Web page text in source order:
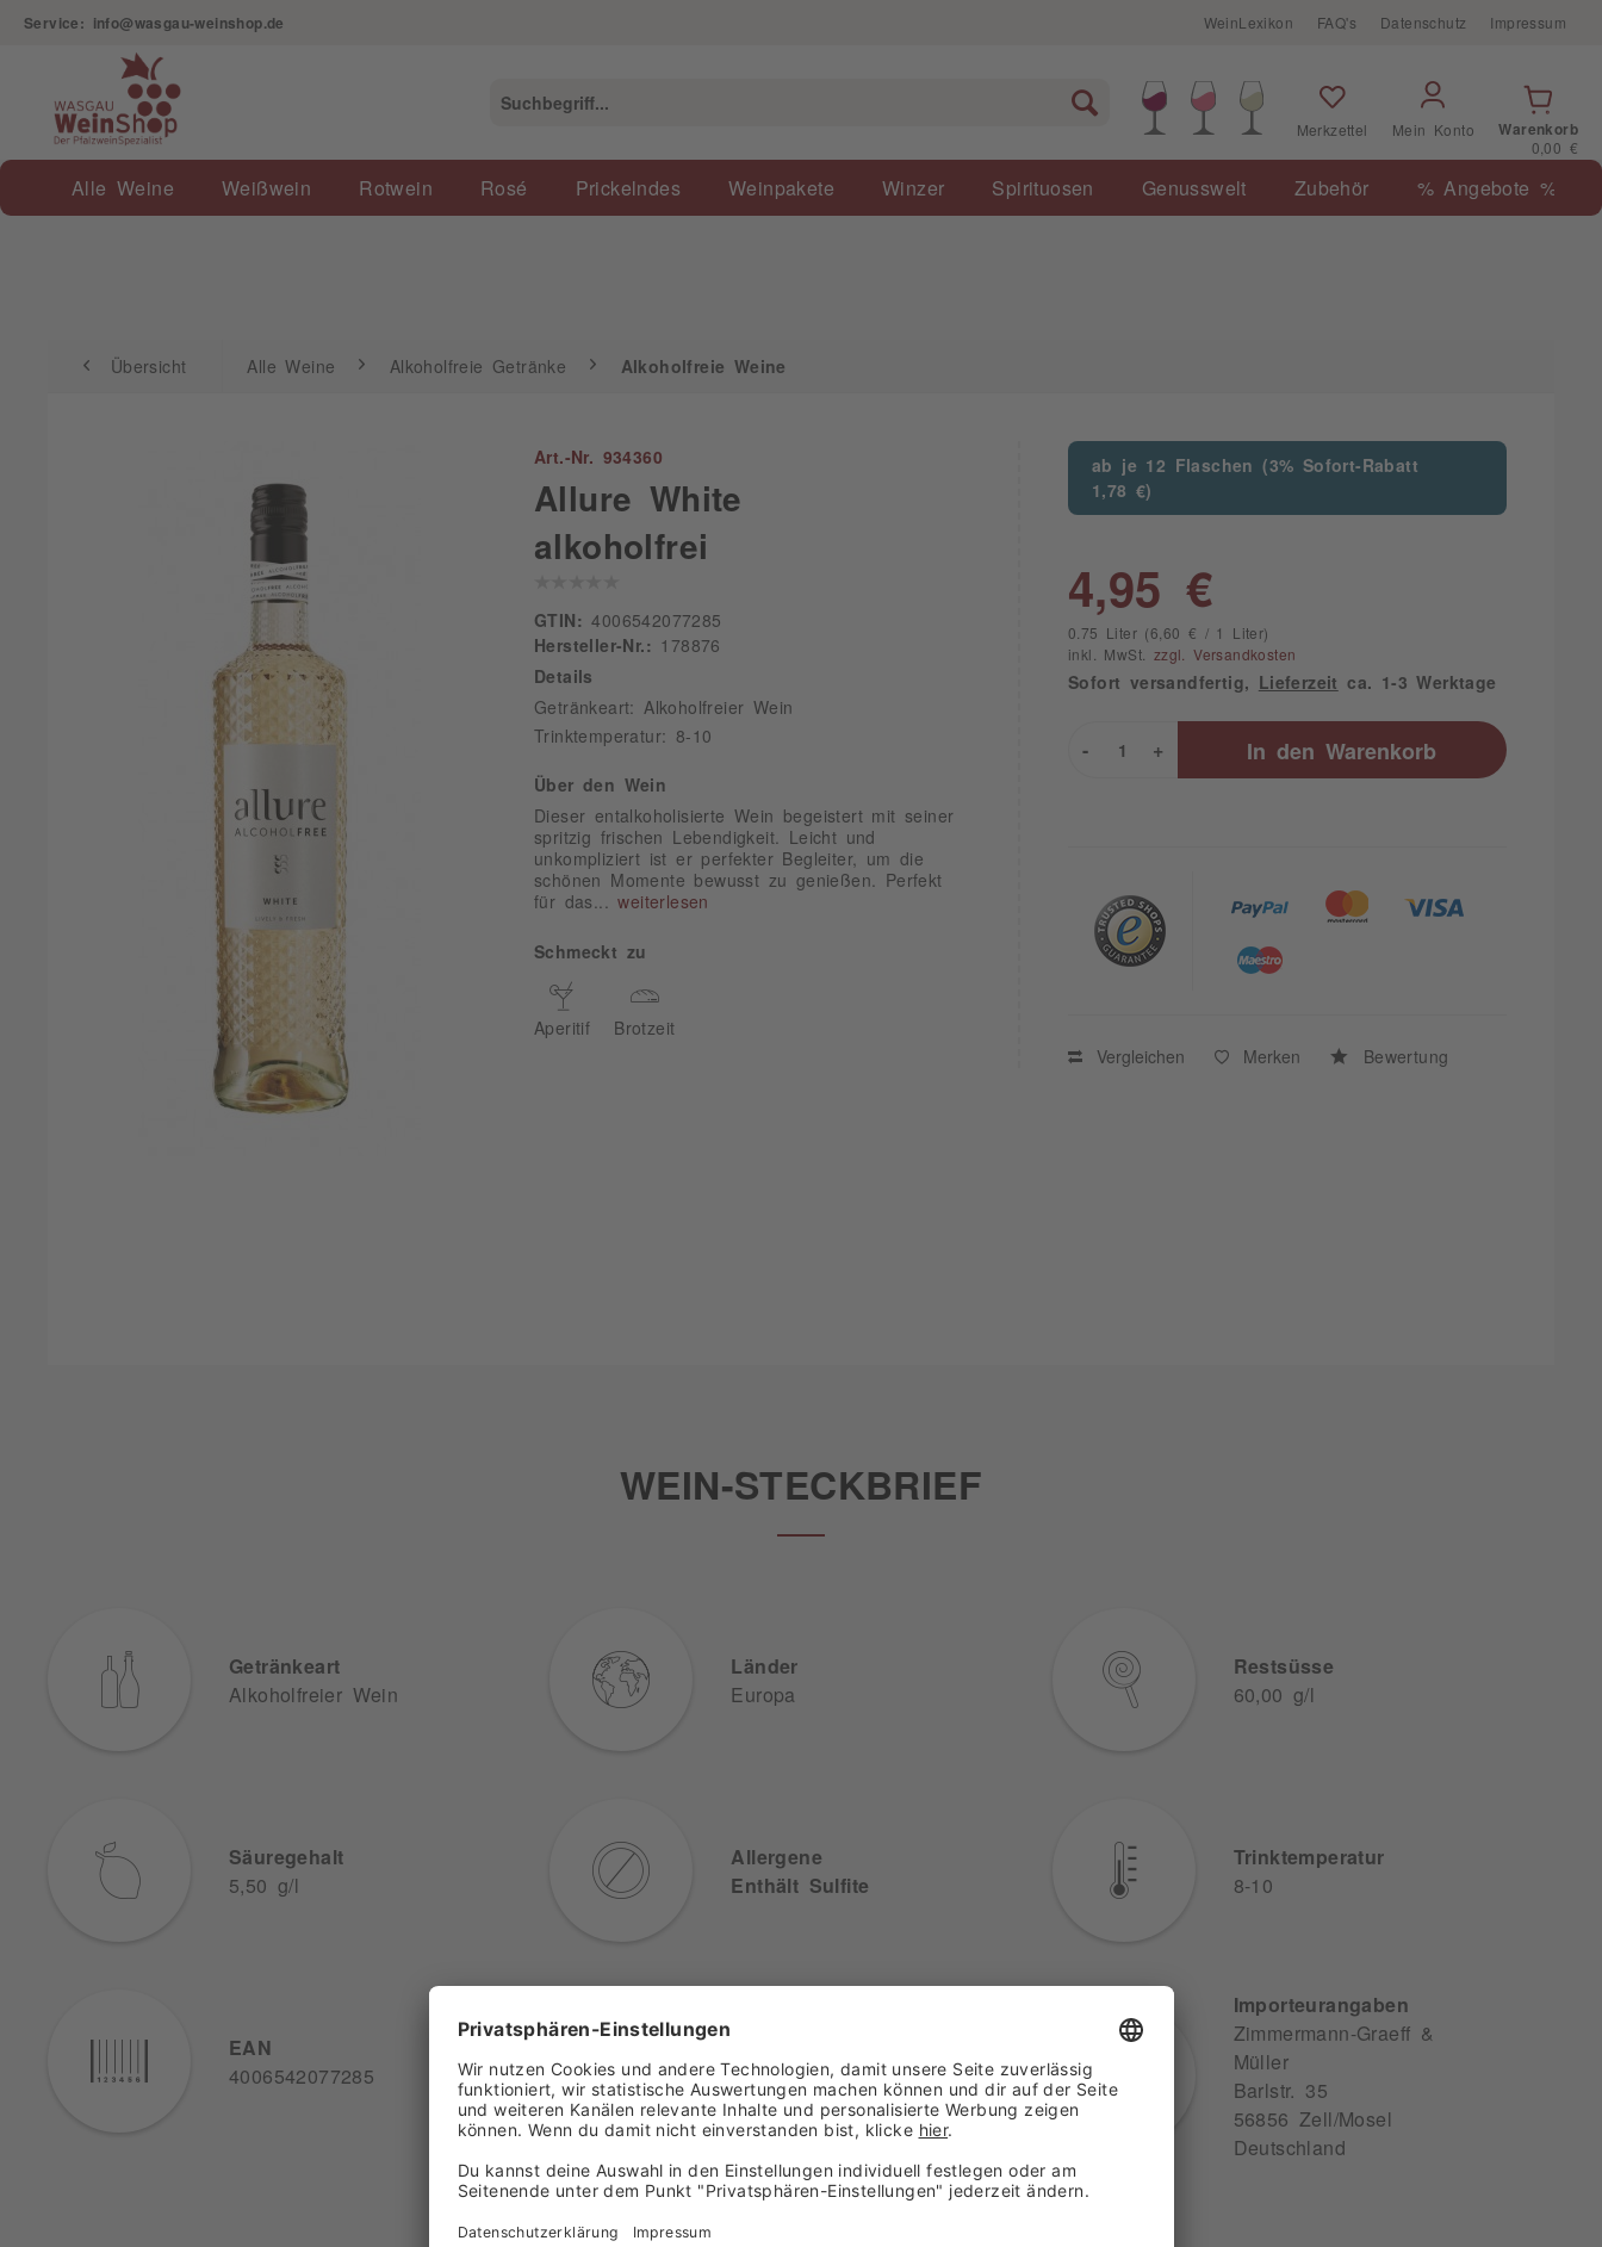
Service: info@wasgau-weinshop.de WeinLexikon FAQ's Datenschutz Impressum
Merkzettel Mein Konto
Warenkorb
0,00 €
Alle Weine Weißwein Rotwein Rosé Prickelndes Weinpakete Winzer Spirituosen Genusswelt Zubehör % Angebote %
Übersicht Alle Weine
Übersicht Alle Weine Alkoholfreie Getränke Alkoholfreie Weine
Art.-Nr. 934360
Allure White
alkoholfrei
GTIN:
4006542077285
Hersteller-Nr.:
178876
Details
Getränkeart: Alkoholfreier Wein
Trinktemperatur: 8-10
Über den Wein
Dieser entalkoholisierte Wein begeistert mit seiner
spritzig frischen Lebendigkeit. Leicht und
unkompliziert ist er perfekter Begleiter, um die
schönen Momente bewusst zu genießen. Perfekt
für das...weiterlesen
Schmeckt zu
Aperitif Brotzeit
ab je 12 Flaschen (3% Sofort-Rabatt
1,78 €)
4,95 €
0.75 Liter (6,60 € / 1 Liter)
inkl. MwSt. zzgl. Versandkosten
Sofort versandfertig, Lieferzeit ca. 1-3 Werktage
+
- In den Warenkorb
Vergleichen Merken Bewertung
WEIN-STECKBRIEF
Getränkeart
Alkoholfreier Wein
Länder
Europa
Restsüsse
60,00 g/l
Säuregehalt
5,50 g/l
Allergene
Enthält Sulfite
Trinktemperatur
8-10
EAN
4006542077285
Müller
Barlstr. 35
56856 Zell/Mosel
Importeurangaben
Zimmermann-Graeff &
Müller
Barlstr. 35
56856 Zell/Mosel
Deutschland